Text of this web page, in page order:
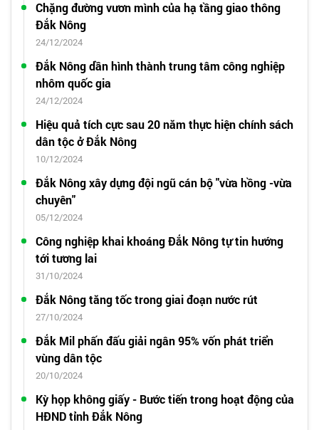
Chặng đường vươn mình của hạ tầng giao thông
Đắk Nông
24/12/2024
Đắk Nông dần hình thành trung tâm công nghiệp
nhôm quốc gia
24/12/2024
Hiệu quả tích cực sau 20 năm thực hiện chính sách
dân tộc ở Đắk Nông
10/12/2024
Đắk Nông xây dựng đội ngũ cán bộ "vừa hồng -vừa
chuyên"
05/12/2024
Công nghiệp khai khoáng Đắk Nông tự tin hướng
tới tương lai
31/10/2024
Đắk Nông tăng tốc trong giai đoạn nước rút
27/10/2024
Đắk Mil phấn đấu giải ngân 95% vốn phát triển
vùng dân tộc
20/10/2024
Kỳ họp không giấy - Bước tiến trong hoạt động của
HĐND tỉnh Đắk Nông